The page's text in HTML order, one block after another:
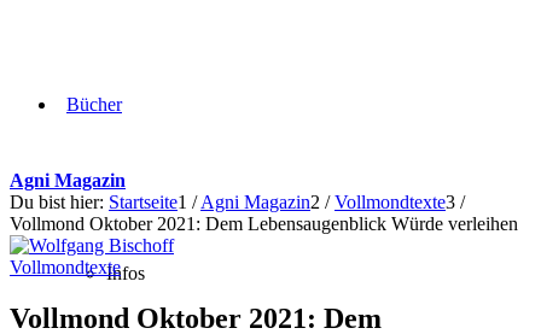
Bücher
Infos
Agni Magazin
Du bist hier: Startseite1 / Agni Magazin2 / Vollmondtexte3 /
Vollmond Oktober 2021: Dem Lebensaugenblick Würde verleihen
Vollmondtexte
Vollmond Oktober 2021: Dem